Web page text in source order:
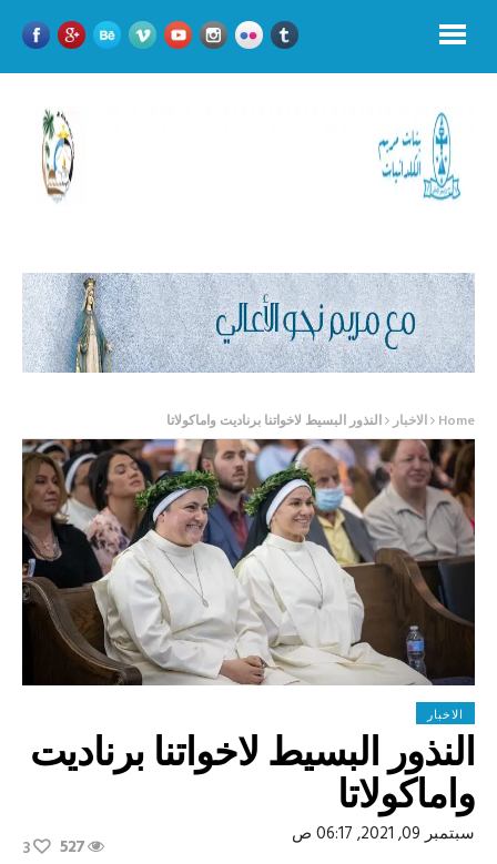
Home الاخبار النذور البسيط لاخواتنا برناديت واماكولاتا
الاخبار
النذور البسيط لاخواتنا برناديت
واماكولاتا
سبتمبر 09, 2021, 06:17 ص 527
3